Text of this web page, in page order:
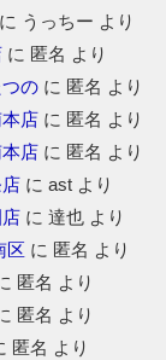
うっちー より
に 匿名 より
のに 匿名 より
店に 匿名 より
店に 匿名 より
に astより
に 達也より
区 に 匿名 より
匿名 より
匿名 より
匿名 より